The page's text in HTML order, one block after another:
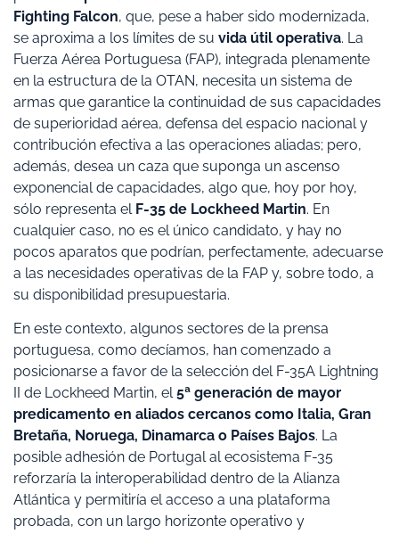
Fighting Falcon, que, pese a haber sido modernizada,
se aproxima a los límites de su vida útil operativa. La
Fuerza Aérea Portuguesa (FAP), integrada plenamente
en la estructura de la OTAN, necesita un sistema de
armas que garantice la continuidad de sus capacidades
de superioridad aérea, defensa del espacio nacional y
contribución efectiva a las operaciones aliadas; pero,
además, desea un caza que suponga un ascenso
exponencial de capacidades, algo que, hoy por hoy,
sólo representa elF-35 de Lockheed Martin. En
cualquier caso, no es el único candidato, y hay no
pocos aparatos que podrían, perfectamente, adecuarse
a las necesidades operativas de la FAP y, sobre todo, a
su disponibilidad presupuestaria.
En este contexto, algunos sectores de la prensa
portuguesa, como decíamos, han comenzado a
posicionarse a favor de la selección del F-35A Lightning
II de Lockheed Martin, el5ª generación de mayor
predicamento en aliados cercanos como Italia, Gran
Bretaña, Noruega, Dinamarca o Países Bajos. La
posible adhesión de Portugal al ecosistema F-35
reforzaría la interoperabilidad dentro de la Alianza
Atlántica y permitiría el acceso a una plataforma
probada, con un largo horizonte operativo y